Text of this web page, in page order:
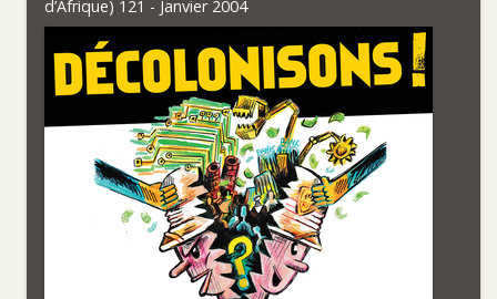
d’Afrique) 121 - Janvier 2004